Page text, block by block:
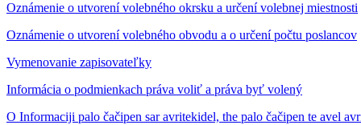
Oznámenie o utvorení volebného okrsku a určení volebnej miestnosti
Oznámenie o utvorení volebného obvodu a o určení počtu poslancov
Vymenovanie zapisovateľky
Informácia o podmienkach práva voliť a práva byť volený
O Informaciji palo čačipen sar avritekidel, the palo čačipen te avel